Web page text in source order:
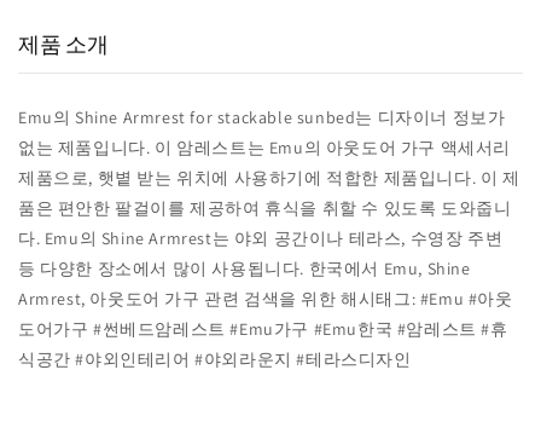
제품 소개
Emu의 Shine Armrest for stackable sunbed는 디자이너 정보가
없는 제품입니다. 이 암레스트는 Emu의 아웃도어 가구 액세서리
제품으로, 햇볕 받는 위치에 사용하기에 적합한 제품입니다. 이 제
품은 편안한 팔걸이를 제공하여 휴식을 취할 수 있도록 도와줍니
다. Emu의 Shine Armrest는 야외 공간이나 테라스, 수영장 주변
등 다양한 장소에서 많이 사용됩니다. 한국에서 Emu, Shine
Armrest, 아웃도어 가구 관련 검색을 위한 해시태그: #Emu #아웃
도어가구 #썬베드암레스트 #Emu가구 #Emu한국 #암레스트 #휴
식공간 #야외인테리어 #야외라운지 #테라스디자인